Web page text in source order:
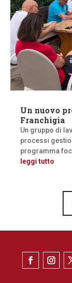
Un nuovo
Franchigia
Un gruppo di
processi
programma
leggi tutto